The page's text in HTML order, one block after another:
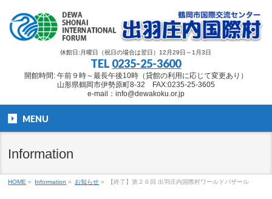
休館日:月曜日（祝日の場合は翌日）12月29日～1月3日
TEL 0235-25-3600
開館時間: 午前９時～最長午後10時（貸館の利用に応じて変更あり）
山形県鶴岡市伊勢原町8-32 FAX:0235-25-3605
e-mail：info@dewakoku.or.jp
MENU
Information
HOME » Information » お知らせ » 【終了】第２６回 出羽庄内国際村ワールドバザール